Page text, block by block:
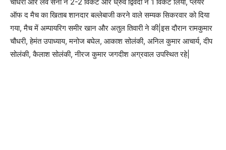
ऑफ द मैच का खिताब शानदार बल्लेबाजी करने वाले सम्यक सिकरवार को दिया
गया, मैच में अम्पायरिग समीर खान और अतुल तिवारी ने की|इस दौरान रामकुमार
चौधरी, हेमंत उपाध्याय, मनोज बघेल, आकाश सोलंकी, अनिल कुमार आचार्य, दीप
सोलंकी, कैलाश सोलंकी, नीरज कुमार जगदीश अग्रवाल उपस्थित रहे|